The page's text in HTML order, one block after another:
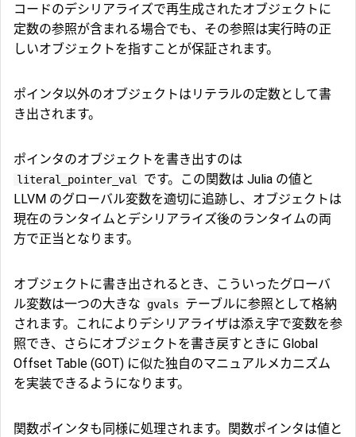
コードのデシリアライズで再生成されたオブジェクトに
定数の参照が含まれる場合でも、その参照は実行時の正
しいオブジェクトを指すことが保証されます。
ポインタ以外のオブジェクトはリテラルの定数として書
き出されます。
ポインタのオブジェクトを書き出すのは
literal_pointer_val
です。この関数は Julia の値と
LLVM のグローバル変数を適切に追跡し、オブジェクトは
現在のランタイムとデシリアライズ後のランタイムの両
方で正当となります。
オブジェクトに書き出されるとき、こういったグローバ
ル変数は一つの大きな gvals
テーブルに参照として格納
されます。これによりデシリアライザは添え字で変数を参
照でき、さらにオブジェクトを書き戻すときに Global
Offset Table (GOT) に似た独自のマニュアルメカニズム
を実装できるようになります。
関数ポインタも同様に処理されます。関数ポインタは値と